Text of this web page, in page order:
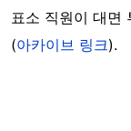
표소 직원이 대면
(아카이브 링크).